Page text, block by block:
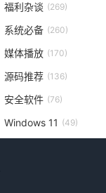
福利杂谈 (269)
系统必备 (260)
媒体播放 (170)
源码推荐 (136)
安全软件 (76)
Windows 11 (49)